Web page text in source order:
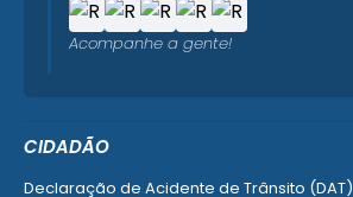
CIDADÃO
Declaração de Acidente de Trânsito (DAT)
Acompanhe a gente!